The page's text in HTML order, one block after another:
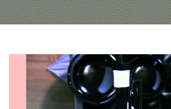
Tag:
Soto